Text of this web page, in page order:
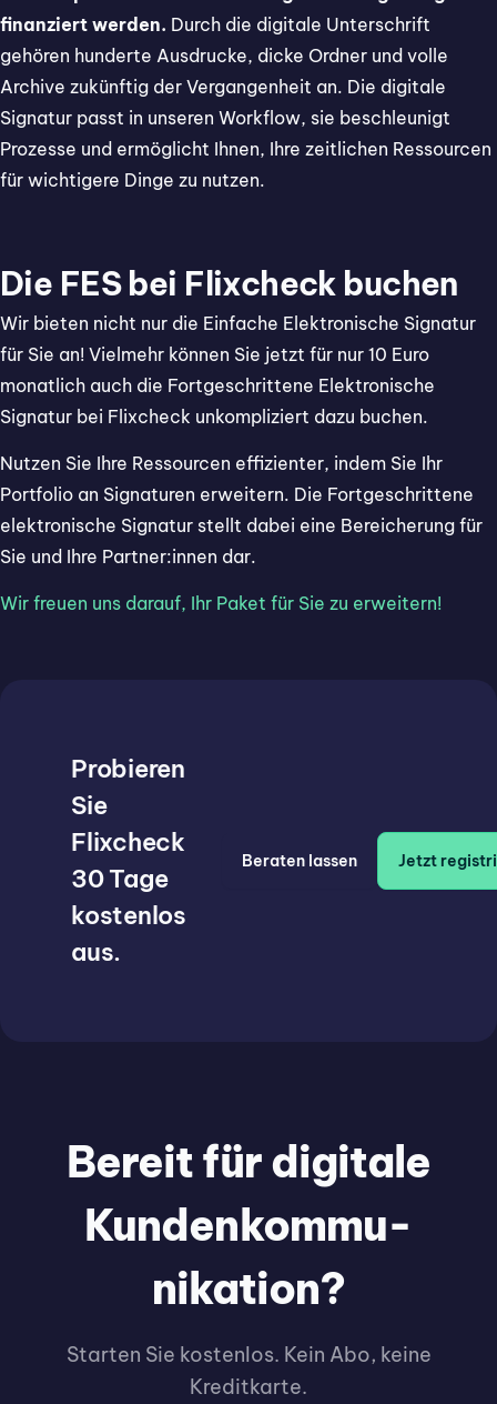
finanziert werden. Durch die digitale Unterschrift
gehören hunderte Ausdrucke, dicke Ordner und volle
Archive zukünftig der Vergangenheit an. Die digitale
Signatur passt in unseren Workflow, sie beschleunigt
Prozesse und ermöglicht Ihnen, Ihre zeitlichen Ressourcen
für wichtigere Dinge zu nutzen.
Die FES bei Flixcheck buchen
Wir bieten nicht nur die Einfache Elektronische Signatur
für Sie an! Vielmehr können Sie jetzt für nur 10 Euro
monatlich auch die Fortgeschrittene Elektronische
Signatur bei Flixcheck unkompliziert dazu buchen.
Nutzen Sie Ihre Ressourcen effizienter, indem Sie Ihr
Portfolio an Signaturen erweitern. Die Fortgeschrittene
elektronische Signatur stellt dabei eine Bereicherung für
Sie und Ihre Partner:innen dar.
Wir freuen uns darauf, Ihr Paket für Sie zu erweitern!
Probieren
Sie
Flixcheck
30 Tage
kostenlos
aus.​
Beraten lassen Jetzt
Bereit für digitale
Kunden­kommu­
nikation?
Starten Sie kostenlos. Kein Abo, keine
Kreditkarte.